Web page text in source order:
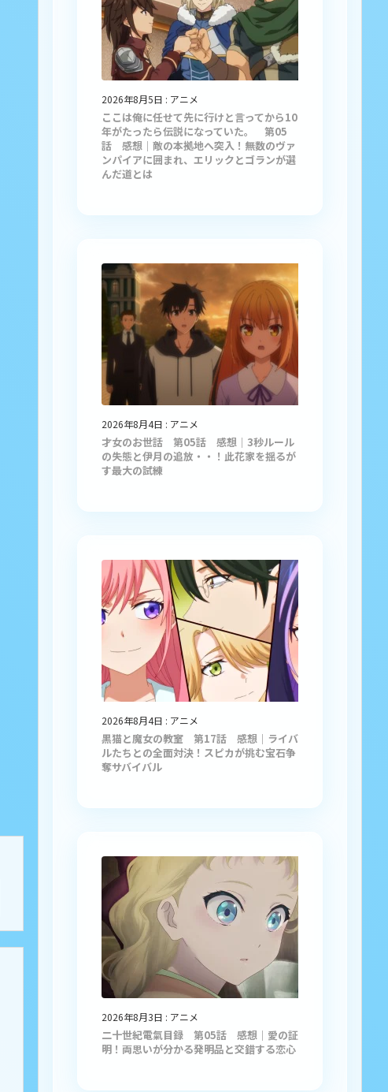
2026年8月5日 : アニメ
ここは俺に任せて先に行けと言ってから10
年がたったら伝説になっていた。 第05
話 感想｜敵の本拠地へ突入！無数のヴァ
ンパイアに囲まれ、エリックとゴランが選
んだ道とは
2026年8月4日 : アニメ
才女のお世話 第05話 感想｜3秒ルール
の失態と伊月の追放・・！此花家を揺るが
す最大の試練
2026年8月4日 : アニメ
黒猫と魔女の教室 第17話 感想｜ライバ
ルたちとの全面対決！スピカが挑む宝石争
奪サバイバル
2026年8月3日 : アニメ
二十世紀電氣目録 第05話 感想｜愛の証
明！両思いが分かる発明品と交錯する恋心